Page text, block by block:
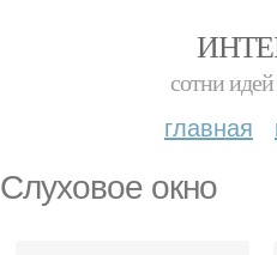
сотни
главная
Слуховое окно